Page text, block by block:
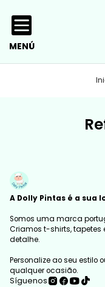
MENÚ
A Dolly Pintas é a sua
Somos uma marca
Criamos t-shirts, tapetes
detalhe.
Personalize ao seu estilo
qualquer ocasião.
Síguenos